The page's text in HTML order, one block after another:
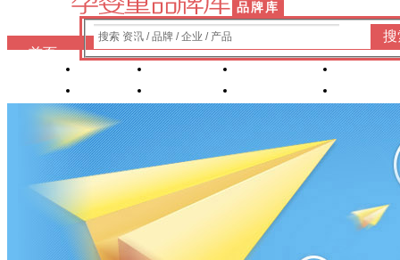
品牌库
搜索 资讯 / 品牌 / 企业 / 产品
搜
首页